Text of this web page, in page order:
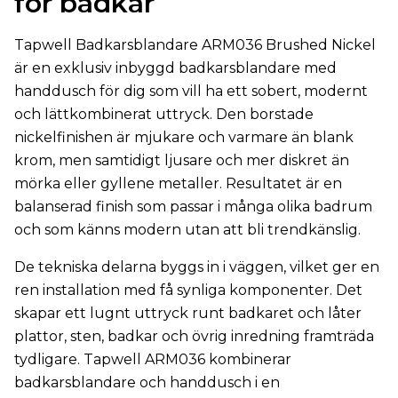
Tapwell Badkarsblandare ARM036 Brushed Nickel
är en exklusiv inbyggd badkarsblandare med
handdusch för dig som vill ha ett sobert, modernt
och lättkombinerat uttryck. Den borstade
nickelfinishen är mjukare och varmare än blank
krom, men samtidigt ljusare och mer diskret än
mörka eller gyllene metaller. Resultatet är en
balanserad finish som passar i många olika badrum
och som känns modern utan att bli trendkänslig.
De tekniska delarna byggs in i väggen, vilket ger en
ren installation med få synliga komponenter. Det
skapar ett lugnt uttryck runt badkaret och låter
plattor, sten, badkar och övrig inredning framträda
tydligare. Tapwell ARM036 kombinerar
badkarsblandare och handdusch i en